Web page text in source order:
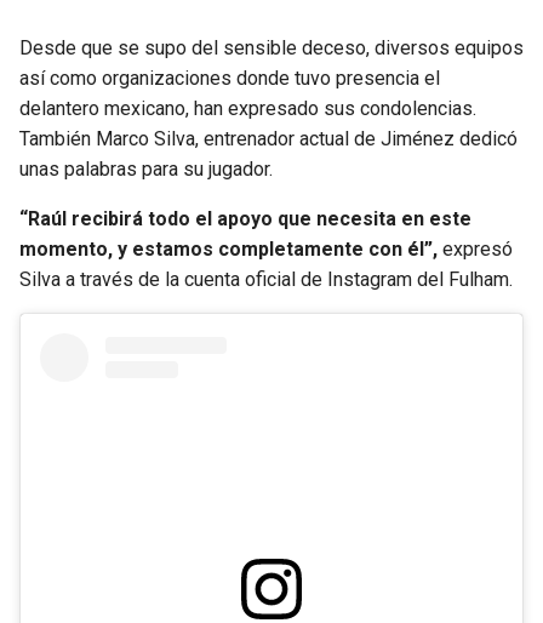
Desde que se supo del sensible deceso, diversos equipos
así como organizaciones donde tuvo presencia el
delantero mexicano, han expresado sus condolencias.
También Marco Silva, entrenador actual de Jiménez dedicó
unas palabras para su jugador.
“Raúl recibirá todo el apoyo que necesita en este
momento, y estamos completamente con él”, expresó
Silva a través de la cuenta oficial de Instagram del Fulham.